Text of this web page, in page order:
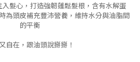
髮心，打造強韌蓬鬆髮根，含有水解蛋
為頭皮補充豐沛營養，維持水分與油脂間
的平衡
自在，跟油頭說掰掰！